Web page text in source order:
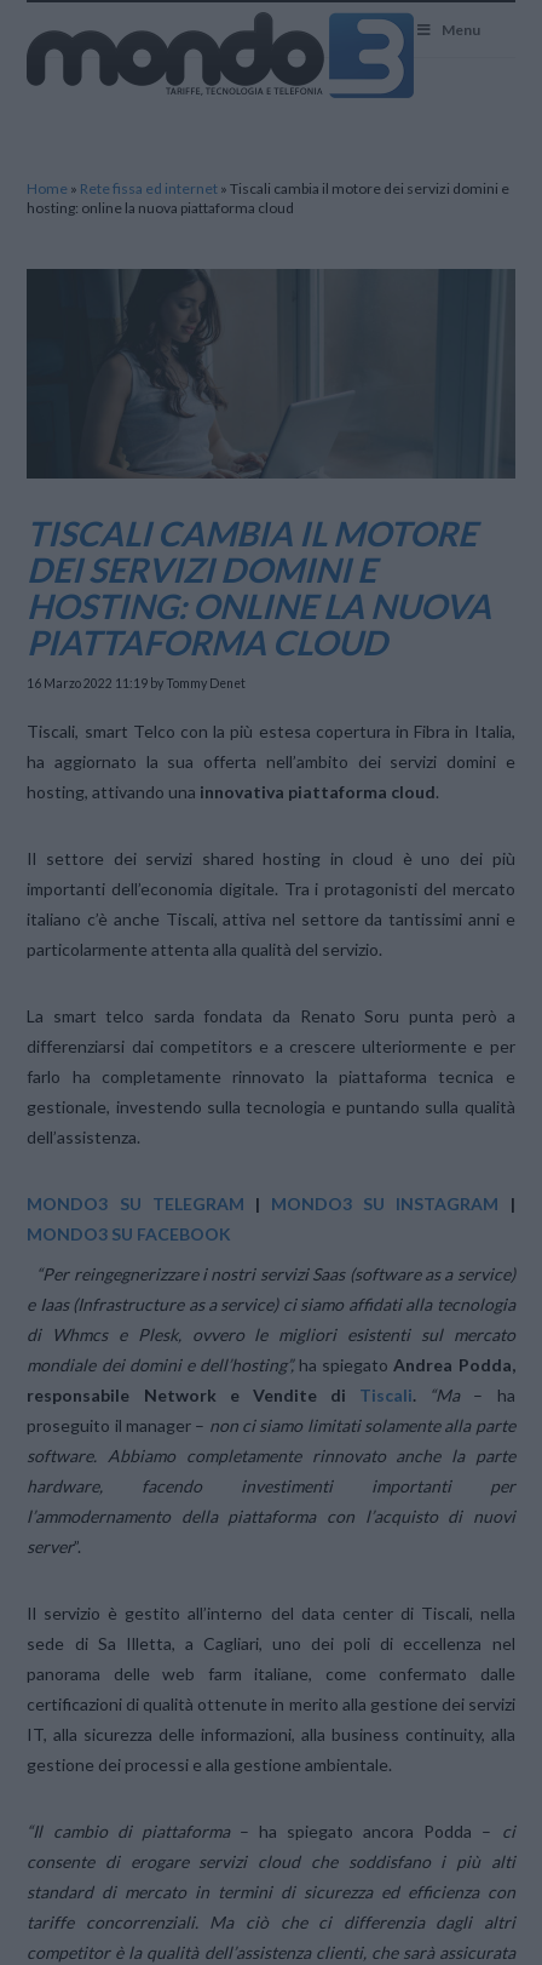
Menu
Home » Rete fissa ed internet »Tiscali cambia il motore dei servizi domini e
hosting: online la nuova piattaforma cloud
TISCALI CAMBIA IL MOTORE
DEI SERVIZI DOMINI E
HOSTING: ONLINE LA NUOVA
PIATTAFORMA CLOUD
16 Marzo 2022 11:19 by Tommy Denet
Tiscali, smart Telco con la più estesa copertura in Fibra in Italia,
ha aggiornato la sua offerta nell’ambito dei servizi domini e
hosting, attivando una innovativa piattaforma cloud.
Il settore dei servizi shared hosting in cloud è uno dei più
importanti dell’economia digitale. Tra i protagonisti del mercato
italiano c’è anche Tiscali, attiva nel settore da tantissimi anni e
particolarmente attenta alla qualità del servizio.
La smart telco sarda fondata da Renato Soru punta però a
differenziarsi dai competitors e a crescere ulteriormente e per
farlo ha completamente rinnovato la piattaforma tecnica e
gestionale, investendo sulla tecnologia e puntando sulla qualità
dell’assistenza.
MONDO3 SU TELEGRAM | MONDO3 SU INSTAGRAM |
MONDO3 SU FACEBOOK
“Per reingegnerizzare i nostri servizi Saas (software as a service)
e Iaas (Infrastructure as a service) ci siamo affidati alla tecnologia
di Whmcs e Plesk, ovvero le migliori esistenti sul mercato
mondiale dei domini e dell’hosting”,ha spiegato Andrea Podda,
responsabile Network e Vendite di Tiscali. “Ma– ha
proseguito il manager – non ci siamo limitati solamente alla parte
software. Abbiamo completamente rinnovato anche la parte
hardware, facendo investimenti importanti per
l’ammodernamento della piattaforma con l’acquisto di nuovi
server”.
Il servizio è gestito all’interno del data center di Tiscali, nella
sede di Sa Illetta, a Cagliari, uno dei poli di eccellenza nel
panorama delle web farm italiane, come confermato dalle
certificazioni di qualità ottenute in merito alla gestione dei servizi
IT, alla sicurezza delle informazioni, alla business continuity, alla
gestione dei processi e alla gestione ambientale.
“Il cambio di piattaforma– ha spiegato ancora Podda – ci
consente di erogare servizi cloud che soddisfano i più alti
standard di mercato in termini di sicurezza ed efficienza con
tariffe concorrenziali. Ma ciò che ci differenzia dagli altri
competitor è la qualità dell’assistenza clienti, che sarà assicurata